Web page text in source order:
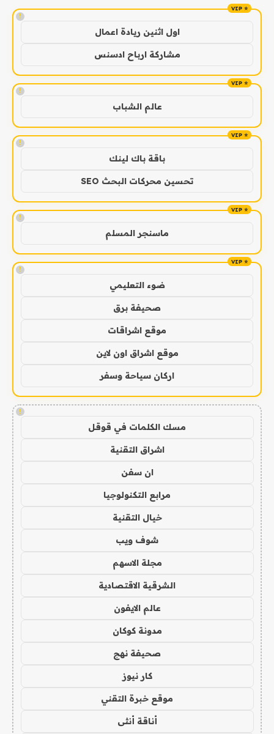
!
اول اثنين ريادة اعمال
مشاركة ارباح ادسنس
!
عالم الشباب
!
باقة باك لينك
تحسين محركات البحث SEO
!
ماسنجر المسلم
!
ضوء التعليمي
صحيفة برق
موقع اشراقات
موقع اشراق اون لاين
اركان سياحة وسفر
!
مسك الكلمات في قوقل
اشراق التقنية
ان سفن
مرابع التكنولوجيا
خيال التقنية
شوف ويب
مجلة الاسهم
الشرقية الاقتصادية
عالم الايفون
مدونة كوكان
صحيفة نهج
كار نيوز
موقع خبرة التقني
أناقة أنثى